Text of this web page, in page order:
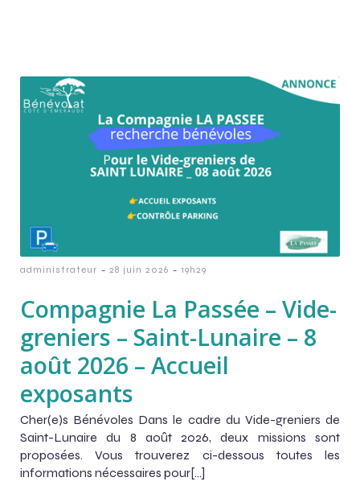
administrateur - 28 juin 2026 - 19h29
Compagnie La Passée – Vide-
greniers – Saint-Lunaire – 8
août 2026 – Accueil
exposants
Cher(e)s Bénévoles Dans le cadre du Vide-greniers de
Saint-Lunaire du 8 août 2026, deux missions sont
proposées. Vous trouverez ci-dessous toutes les
informations nécessaires pour[…]